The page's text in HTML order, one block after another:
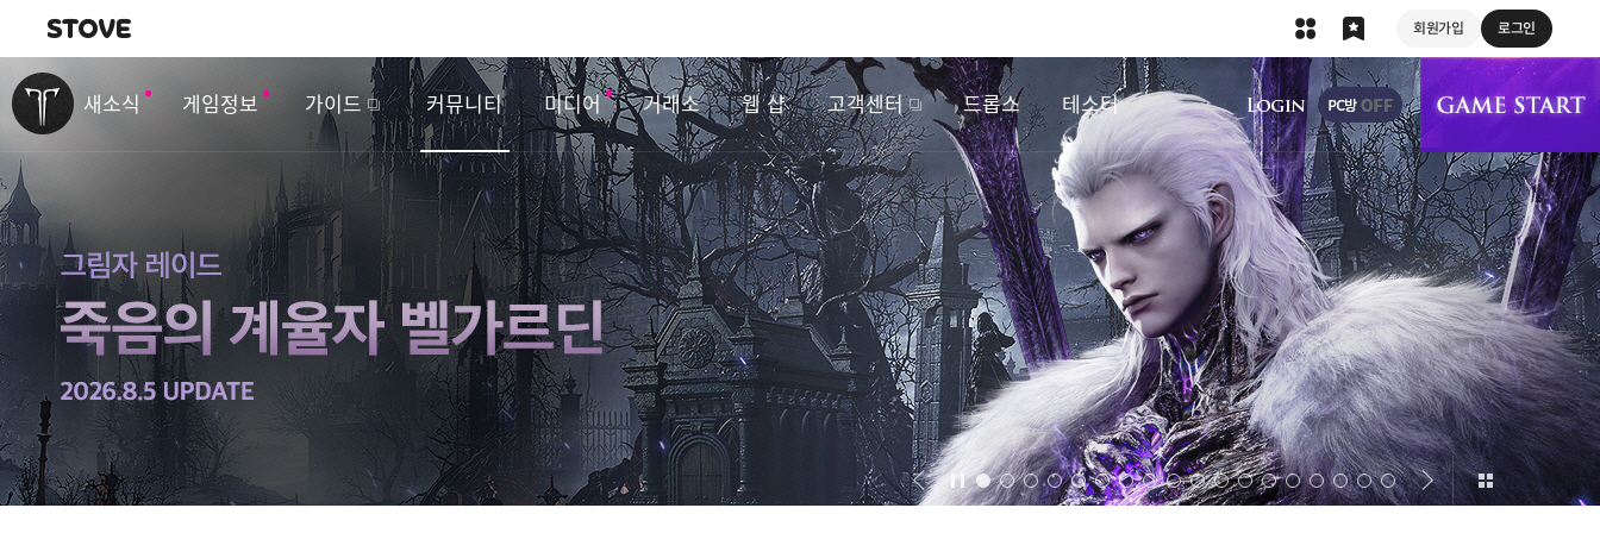
회원가입 로그인
내비게이션
새소식 게임정보 가이드 커뮤니티 미디어 거래소 웹 샵 고객센터 드롭스 테스터
상단 메뉴
벤
트
&
업
데
이
트